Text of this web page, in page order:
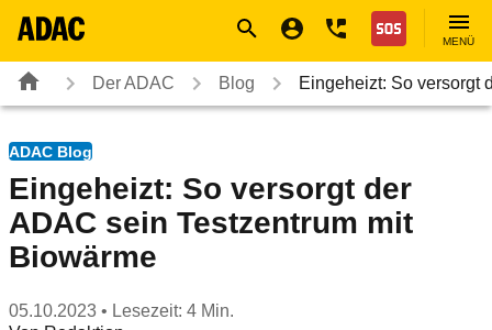
Nothilfe
MENÜ
Der ADAC Blog Eingeheizt: So versorgt
ADAC Blog
Eingeheizt: So versorgt der
ADAC sein Testzentrum mit
Biowärme
05.10.2023 • Lesezeit: 4 Min.